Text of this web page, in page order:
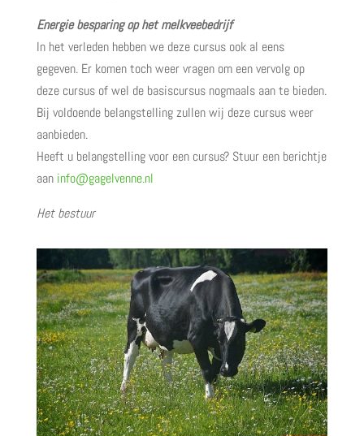
Energie besparing op het melkveebedrijf
In het verleden hebben we deze cursus ook al eens
gegeven. Er komen toch weer vragen om een vervolg op
deze cursus of wel de basiscursus nogmaals aan te bieden.
Bij voldoende belangstelling zullen wij deze cursus weer
aanbieden.
Heeft u belangstelling voor een cursus? Stuur een berichtje
aan info@gagelvenne.nl
Het bestuur